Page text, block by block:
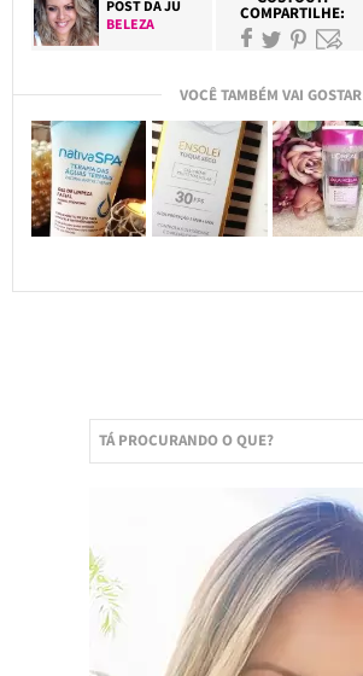
POST DAJU
BELEZA
COMPARTILHE:
VOCÊ TAMBÉM VAI GOSTAR